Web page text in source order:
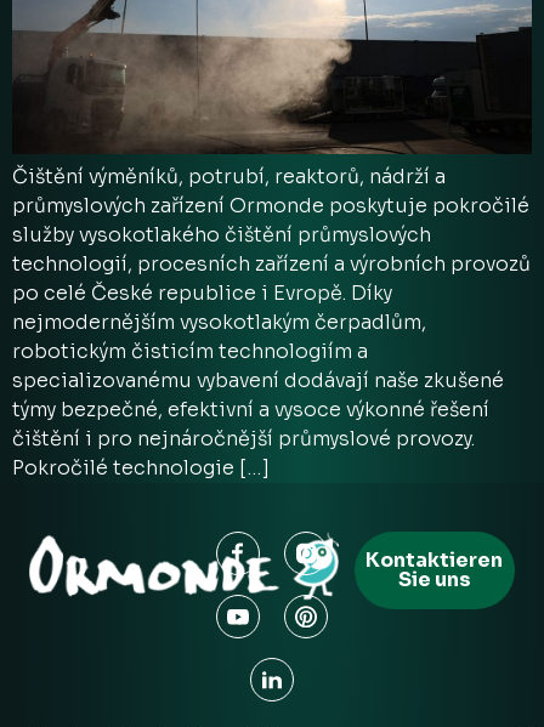
Čištění výměníků, potrubí, reaktorů, nádrží a
průmyslových zařízení Ormonde poskytuje pokročilé
služby vysokotlakého čištění průmyslových
technologií, procesních zařízení a výrobních provozů
po celé České republice i Evropě. Díky
nejmodernějším vysokotlakým čerpadlům,
robotickým čisticím technologiím a
specializovanému vybavení dodávají naše zkušené
týmy bezpečné, efektivní a vysoce výkonné řešení
čištění i pro nejnáročnější průmyslové provozy.
Pokročilé technologie […]
Kontaktieren
Sie uns